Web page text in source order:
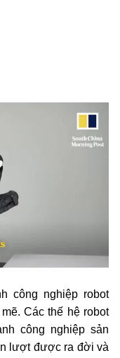
công nghiệp robot
Các thế hệ robot
công nghiệp sản
lượt được ra đời và